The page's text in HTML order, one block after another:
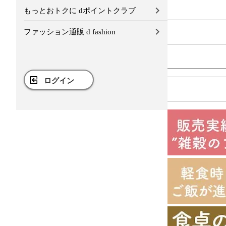
もっとおトクに dポイントクラブ
ファッション通販 d fashion
ログイン